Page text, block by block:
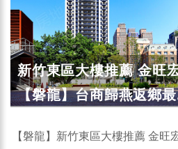
新竹東區大樓推薦 金旺
【磐龍】台商歸燕返鄉
【磐龍】新竹東區大樓推薦 金旺